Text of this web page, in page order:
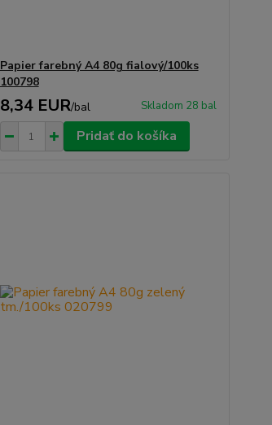
Papier farebný A4 80g fialový/100ks
100798
8,34 EUR/bal Skladom 28 bal
Pridať do košíka